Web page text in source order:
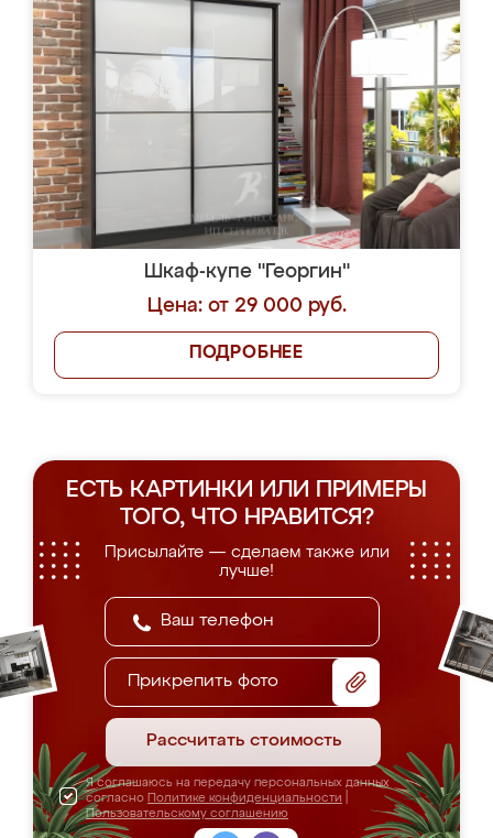
Шкаф-купе "Георгин"
Цена: от 29 000 руб.
ПОДРОБНЕЕ
ЕСТЬ КАРТИНКИ ИЛИ ПРИМЕРЫ
ТОГО, ЧТО НРАВИТСЯ?
Присылайте — сделаем также или
лучше!
Прикрепить фото
Рассчитать стоимость
Я соглашаюсь на передачу персональных данных
согласно Политике конфиденциальности
Пользовательскому соглашению